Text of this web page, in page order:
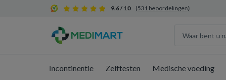
9.6 / 10 (531 beoordelingen)
Incontinentie Zelftesten Medische voeding